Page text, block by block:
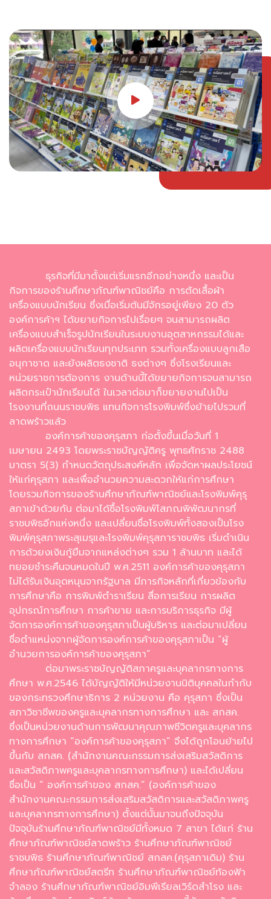
ธุรกิจที่มีมาตั้งแต่เริ่มแรกอีกอย่างหนึ่ง และเป็น
กิจการของร้านศึกษาภัณฑ์พาณิชย์คือ การตัดเสื้อผ้า
เครื่องแบบนักเรียน ซึ่งเมื่อเริ่มต้นมีจักรอยู่เพียง 20 ตัว
องค์การค้าฯ ได้ขยายกิจการไปเรื่อยๆ จนสามารถผลิต
เครื่องแบบสำเร็จรูปนักเรียนในระบบงานอุตสาหกรรมได้และ
ผลิตเครื่องแบบนักเรียนทุกประเภท รวมทั้งเครื่องแบบลูกเสือ
อนุกาชาด และยังผลิตธงชาติ ธงต่างๆ ซึ่งโรงเรียนและ
หน่วยราชการต้องการ งานด้านนี้ได้ขยายกิจการจนสามารถ
ผลิตกระเป๋านักเรียนได้ ในเวลาต่อมาก็ขยายงานไปเป็น
โรงงานที่ถนนราชบพิธ แทนกิจการโรงพิมพ์ซึ่งย้ายไปรวมที่
ลาดพร้าวแล้ว
องค์การค้าของคุรุสภา ก่อตั้งขึ้นเมื่อวันที่ 1
เมษายน 2493 โดยพระราชบัญญัติครู พุทธศักราช 2488
มาตรา 5(3) กำหนดวัตถุประสงค์หลัก เพื่อจัดหาผลประโยชน์
ให้แก่คุรุสภา และเพื่ออำนวยความสะดวกให้แก่การศึกษา
โดยรวมกิจการของร้านศึกษาภัณฑ์พาณิชย์และโรงพิมพ์คุรุ
สภาเข้าด้วยกัน ต่อมาได้ซื้อโรงพิมพ์โสภณพิพัฒนากรที่
ราชบพิธอีกแห่งหนึ่ง และเปลี่ยนชื่อโรงพิมพ์ทั้งสองเป็นโรง
พิมพ์คุรุสภาพระสุเมรุและโรงพิมพ์คุรุสภาราชบพิธ เริ่มดำเนิน
การด้วยงเงินกู้ยืมจากแหล่งต่างๆ รวม 1 ล้านบาท และได้
ทยอยชำระคืนจนหมดในปี พ.ศ.2511 องค์การค้าของคุรุสภา
ไม่ได้รับเงินอุดหนุนจากรัฐบาล มีภารกิจหลักที่เกี่ยวข้องกับ
การศึกษาคือ การพิมพ์ตำราเรียน สื่อการเรียน การผลิต
อุปกรณ์การศึกษา การค้าขาย และการบริการธุรกิจ มีผู้
จัดการองค์การค้าของคุรุสภาเป็นผู้บริหาร และต่อมาเปลี่ยน
ชื่อตำแหน่งจากผู้จัดการองค์การค้าของคุรุสภาเป็น “ผู้
อำนวยการองค์การค้าของคุรุสภา”
ต่อมาพระราชบัญญัติสภาครูและบุคลากรทางการ
ศึกษา พ.ศ.2546 ได้บัญญัติให้มีหน่วยงานนิติบุคคลในกำกับ
ของกระทรวงศึกษาธิการ 2 หน่วยงาน คือ คุรุสภา ซึ่งเป็น
สภาวิชาชีพของครูและบุคลากรทางการศึกษา และ สกสค.
ซึ่งเป็นหน่วยงานด้านการพัฒนาคุณภาพชีวิตครูและบุคลากร
ทางการศึกษา “องค์การค้าของคุรุสภา” จึงได้ถูกโอนย้ายไป
ขึ้นกับ สกสค. (สำนักงานคณะกรรมการส่งเสริมสวัสดิการ
และสวัสดิภาพครูและบุคลากรทางการศึกษา) และได้เปลี่ยน
ชื่อเป็น ” องค์การค้าของ สกสค.” (องค์การค้าของ
สำนักงานคณะกรรมการส่งเสริมสวัสดิการและสวัสดิภาพครู
และบุคลากรทางการศึกษา) ตั้งแต่นั้นมาจนถึงปัจจุบัน
ปัจจุบันร้านศึกษาภัณฑ์พาณิชย์มีทั้งหมด 7 สาขา ได้แก่ ร้าน
ศึกษาภัณฑ์พาณิชย์ลาดพร้าว ร้านศึกษาภัณฑ์พาณิชย์
ราชบพิธ ร้านศึกษาภัณฑ์พาณิชย์ สกสค.(คุรุสภาเดิม) ร้าน
ศึกษาภัณฑ์พาณิชย์สตรีท ร้านศึกษาภัณฑ์พาณิชย์ท้องฟ้า
จำลอง ร้านศึกษาภัณฑ์พาณิชย์อิมพีเรียลเวิร์ดสำโรง และ